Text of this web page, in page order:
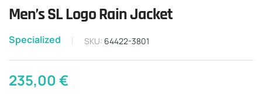
Men’s SL Logo Rain Jacket
Specialized SKU: 64422-3801
235,00€